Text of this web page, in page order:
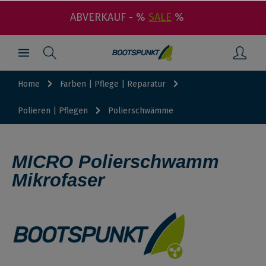
ABVERKAUF - % SALE %
Home Farben | Pflege | Reparatur
Polieren | Pflegen Polierschwämme
MICRO Polierschwamm
Mikrofaser